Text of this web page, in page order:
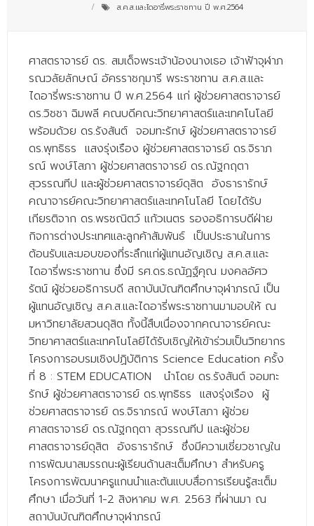
- - วิทยาศาสตร์ทั่วไป
- เทคโนโลยีบัณฑิต
- - เทคโนโลยีสารสนเทศ
ศูนย์บริการ
- ศูนย์เครื่องมือปฏิบัติการวิทยาศาสตร์
- ศูนย์สิ่งแวดล้อม
- ศูนย์ปัญญาประดิษฐ์เพื่อการศึกษา
สหกิจศึกษา
ข่าว
- ข่าวประชาสัมพันธ์
- กิจกรรม
- ข่าวประชาสัมพันธ์ภายนอก
- ทุน/สมัครงาน/ศึกษาต่อ
ผลงานคณะ
- ฐานข้อมูลงานวิจัย
- การจัดการความรู้ (KM Scitech)
ส.ค.ส.และไดอารี่พระราชทาน ปี พ.ศ.2564
ศาสตราจารย์ ดร. สมเด็จพระเจ้าน้องนางเธอ เจ้าฟ้าจุฬาภ
รณวลัยลักษณ์ อัครราชกุมารี พระราชทาน ส.ค.ส.และ
ไดอารี่พระราชทาน ปี พ.ศ.2564 แก่ ผู้ช่วยศาสตราจารย์
ดร.วิชชา ฉิมพลี คณบดีคณะวิทยาศาสตร์และเทคโนโลยี
พร้อมด้วย ดร.รังสันต์ จอมทะรักษ์ ผู้ช่วยศาสตราจารย์
ดร.พุทธิธร แสงรุ่งเรือง ผู้ช่วยศาสตราจารย์ ดร.จิราภ
รณ์ พงษ์โสภา ผู้ช่วยศาสตราจารย์ ดร.ณัฐกฤตา
สุวรรณทีป และผู้ช่วยศาสตราจารย์ดุสิต อังธารารักษ์
คณาจารย์คณะวิทยาศาสตร์และเทคโนโลยี โดยได้รับ
เกียรติจาก ดร.พรชณิตว์ แก้วเนตร รองอธิการบดีฝ่าย
กิจการต่างประเทศและลูกค้าสัมพันธ์ เป็นประธานในการ
ต้อนรับและมอบของที่ระลึกแก่ผู้แทนอัญเชิญ ส.ค.ส.และ
ไดอารี่พระราชทาน ซึ่งมี รศ.ดร.ธณัฏฐ์คุณ มงคลอัศว
รัตน์ ผู้ช่วยอธิการบดี สถาบันบัณฑิตศึกษาจุฬาภรณ์ เป็น
ผู้แทนอัญเชิญ ส.ค.ส.และไดอารี่พระราชทานมามอบให้ ณ
มหาวิทยาลัยสวนดุสิต ทั้งนี้สืบเนื่องจากคณาจารย์คณะ
วิทยาศาสตร์และเทคโนโลยีได้รับเชิญให้เข้าร่วมเป็นวิทยากร
โครงการอบรมเชิงปฏิบัติการ Science Education ครั้ง
ที่ 8 : STEM EDUCATION นำโดย ดร.รังสันต์ จอมทะ
รักษ์ ผู้ช่วยศาสตราจารย์ ดร.พุทธิธร แสงรุ่งเรือง ผู้
ช่วยศาสตราจารย์ ดร.จิราภรณ์ พงษ์โสภา ผู้ช่วย
ศาสตราจารย์ ดร.ณัฐกฤตา สุวรรณทีป และผู้ช่วย
ศาสตราจารย์ดุสิต อังธารารักษ์ ซึ่งมีความเชี่ยวชาญใน
การพัฒนาสมรรถนะผู้เรียนด้านสะเต็มศึกษา สำหรับครู
โครงการพัฒนาครูแกนนำและต้นแบบสื่อการเรียนรู้สะเต็ม
ศึกษา เมื่อวันที่ 1-2 สิงหาคม พ.ศ. 2563 ที่ผ่านมา ณ
สถาบันบัณฑิตศึกษาจุฬาภรณ์